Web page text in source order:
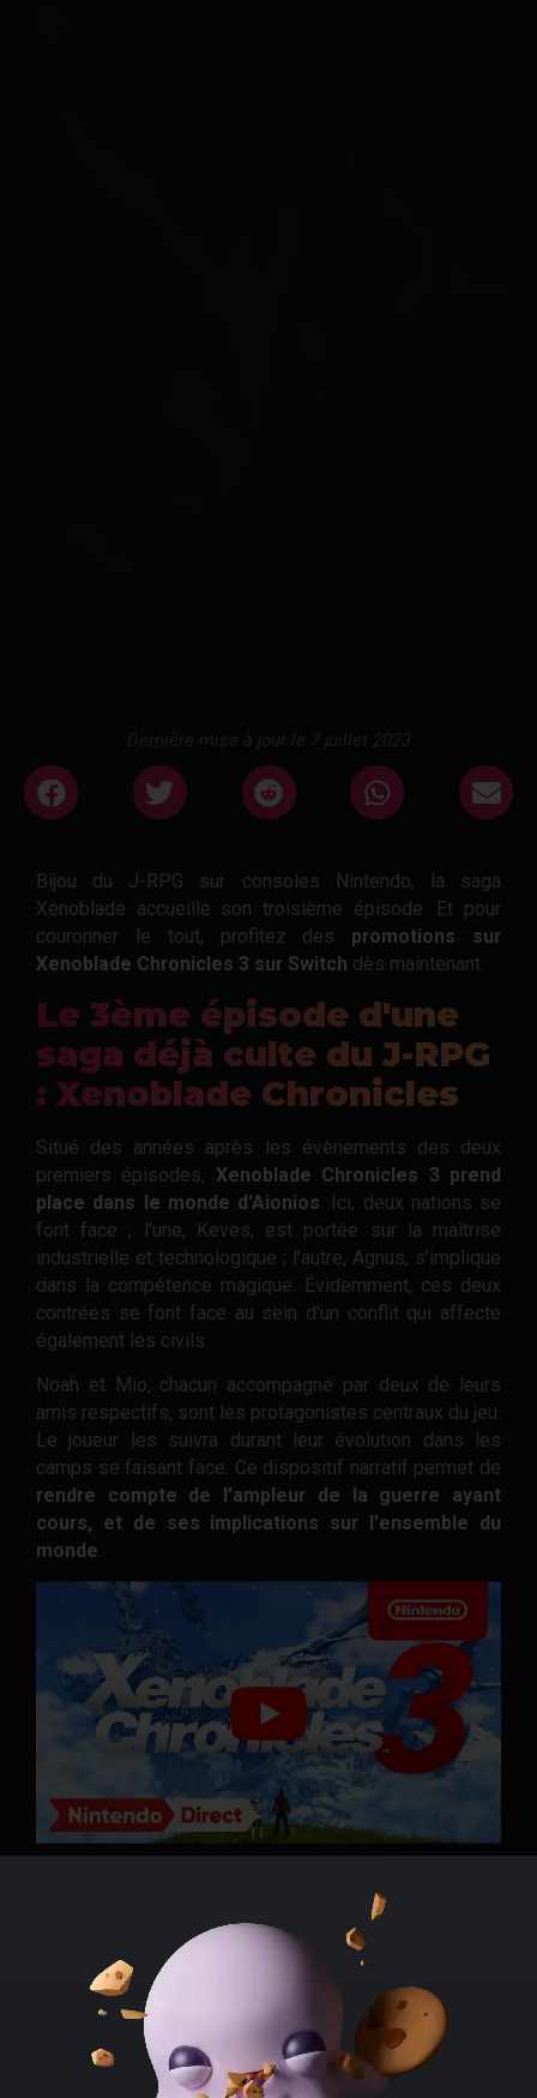
Bijou du J-RPG sur consoles Nintendo, la saga
Xenoblade accueille son troisième épisode. Et pour
couronner le tout, profitez des promotions sur
Xenoblade Chronicles 3 sur Switch dès maintenant.
Le 3ème épisode d'une
saga déjà culte du J-RPG
: Xenoblade Chronicles
Situé des années après les évènements des deux
premiers épisodes, Xenoblade Chronicles 3 prend
place dans le monde d'Aionios . Ici, deux nations se
font face ; l'une, Keves, est portée sur la maîtrise
industrielle et technologique ; l'autre, Agnus, s'implique
dans la compétence magique. Évidemment, ces deux
contrées se font face au sein d'un conflit qui affecte
également les civils.
Noah et Mio, chacun accompagné par deux de leurs
amis respectifs, sont les protagonistes centraux du jeu.
Le joueur les suivra durant leur évolution dans les
camps se faisant face. Ce dispositif narratif permet de
rendre compte de l'ampleur de la guerre ayant
cours, et de ses implications sur l'ensemble du
monde.
Xenoblade Chronicles 3 invite à
l'exploration d'un vaste monde ouvert
affrontements, jusqu'à 7 personnages peuvent
participer aux combats. Au gré de la progression, il sera
possible de changer la classe du protagoniste, afin de
leur donner accès à des builds aux influences
mélangées.